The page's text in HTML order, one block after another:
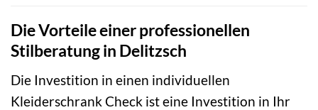
Die Vorteile einer professionellen
Stilberatung in Delitzsch
Die Investition in einen individuellen
Kleiderschrank Check ist eine Investition in Ihr